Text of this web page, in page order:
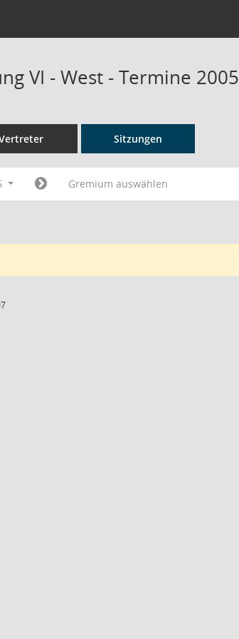
VI - West - Termine 2005
Sitzungen
Gremium auswählen